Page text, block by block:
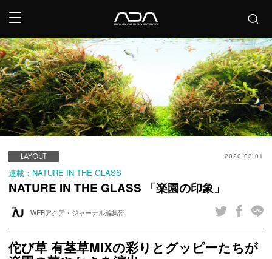
LAYOUT 2020.03.01
連載：NATURE IN THE GLASS
NATURE IN THE GLASS 「楽園の印象」
WEBアクア・ジャーナル編集部
佗び草 有茎草MIXの彩りとグッピーたちが